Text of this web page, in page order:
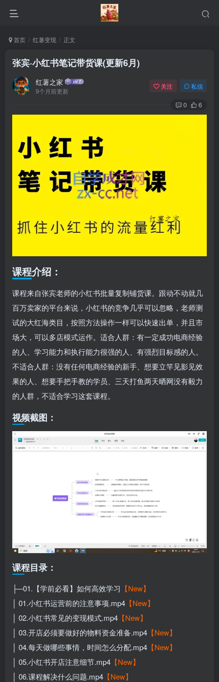
首页 红薯变现 正文
张宾·小红书笔记带货课(更新6月)
红薯之家
9个月前更新
关注 私信
0 6
课程介绍：
课程来自张宾老师的小红书批量复制铺货课。跟动不动就几
百万卖家的平台来说，小红书的竞争几乎可以忽略，老师测
试的大红海类目，按照方法操作一样可以快速出单，并且市
场大，可以多店模式运作。适合人群：有一定成功电商经验
的人、学习能力和执行能力很强的人、有强烈目标感的人。
不适合人群：没有任何电商经验的新手、想要立竿见影见效
果的人、想要手把手教的学员、三天打鱼两天晒网没有毅力
的人群，不适合学习这套课程。
视频截图：
课程目录：
├─01.【学前必看】如何高效学习 【New】
│ 01.小红书运营前的注意事项.mp4 【New】
│ 02.小红书常见的变现模式.mp4 【New】
│ 03.开店必须要做好的物料资金准备.mp4 【New】
│ 04.每天做哪些事情，时间怎么分配.mp4 【New】
│ 05.小红书开店注意细节.mp4 【New】
│ 06.课程解决什么问题.mp4 【New】